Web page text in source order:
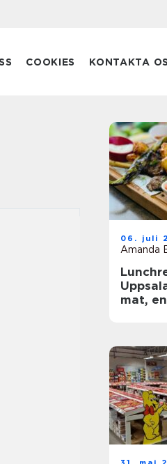
COOKIES KONTAKTA
06. juli
Amanda
mat,